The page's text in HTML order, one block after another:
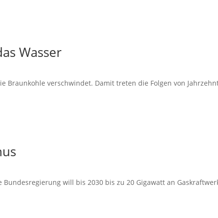
Wasser
Die Braunkohle verschwindet. Damit treten die Folgen von
Bundesregierung will bis 2030 bis zu 20 Gigawatt an